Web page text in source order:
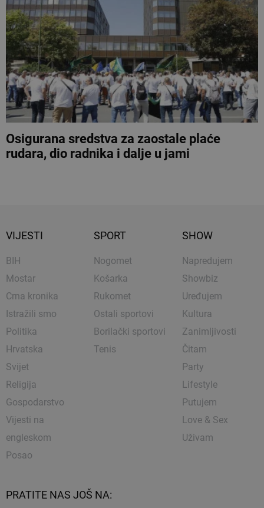
Osigurana sredstva za zaostale plaće
rudara, dio radnika i dalje u jami
VIJESTI
BIH
Mostar
Crna kronika
Istražili smo
Politika
Hrvatska
Svijet
Religija
Gospodarstvo
Vijesti na
engleskom
Posao
SPORT
Nogomet
Košarka
Rukomet
Ostali sportovi
Borilački sportovi
Tenis
SHOW
Napredujem
Showbiz
Uređujem
Kultura
Zanimljivosti
Čitam
Party
Lifestyle
Putujem
Love & Sex
Uživam
PRATITE NAS JOŠ NA: